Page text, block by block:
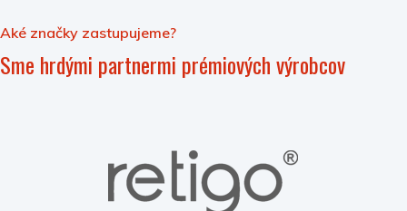
Aké značky zastupujeme?
Sme hrdými partnermi prémiových výrobcov